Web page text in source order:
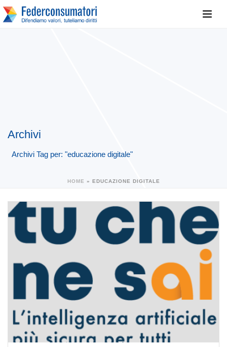
Archivi
Archivi Tag per: "educazione digitale"
HOME » EDUCAZIONE DIGITALE